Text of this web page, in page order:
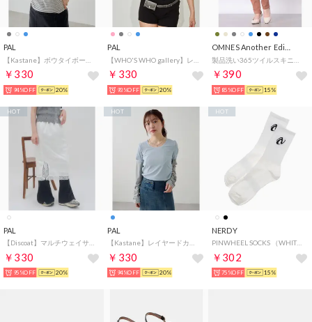
PAL
￥330
94%OFF 20%
PAL
￥330
93%OFF 20%
￥390
85%OFF 15%
PAL
￥330
HOT
95%OFF 20%
PAL
￥330
HOT
94%OFF 20%
NERDY
PINWHEEL SOCKS （WHITE） ピンホイールソックス（ホワイト）
￥302
HOT
75%OFF 15%